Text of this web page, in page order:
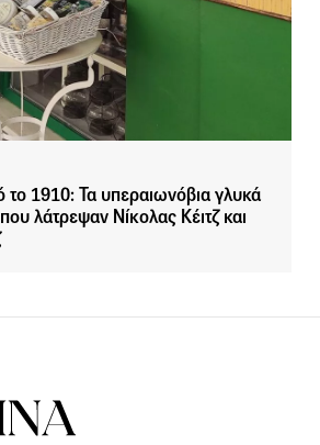
1910: Τα υπεραιωνόβια γλυκά
λάτρεψαν Νίκολας Κέιτζ και